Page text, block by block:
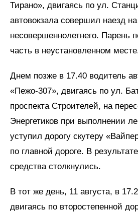
Тирано», двигаясь по ул.
автовокзала совершил наезд на
несовершеннолетнего. Парень
часть в неустановленном
Днем позже в 17.40 водитель
«Пежо-307», двигаясь по ул.
проспекта Строителей, на
Энергетиков при выполнении
уступил дорогу скутеру
по главной дороге. В
средства столкнулись.
В тот же день, 11 августа, в
двигаясь по второстепенной